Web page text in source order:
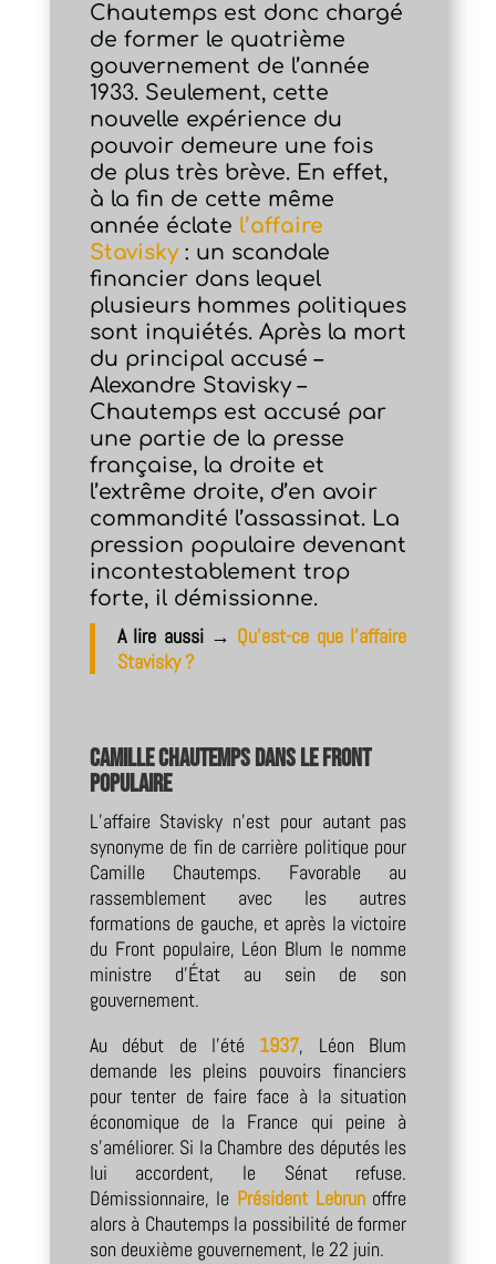
Chautemps est donc chargé
de former le quatrième
gouvernement de l’année
1933. Seulement, cette
nouvelle expérience du
pouvoir demeure une fois
de plus très brève. En effet,
à la fin de cette même
année éclate l’affaire
Stavisky: un scandale
financier dans lequel
plusieurs hommes politiques
sont inquiétés. Après la mort
du principal accusé –
Alexandre Stavisky –
Chautemps est accusé par
une partie de la presse
française, la droite et
l’extrême droite, d’en avoir
commandité l’assassinat. La
pression populaire devenant
incontestablement trop
forte, il démissionne.
A lire aussi → Qu’est-ce que l’affaire
Stavisky ?
Camille Chautemps dans le Front
populaire
L’affaire Stavisky n’est pour autant pas
synonyme de fin de carrière politique pour
Camille Chautemps. Favorable au
rassemblement avec les autres
formations de gauche, et après la victoire
du Front populaire, Léon Blum le nomme
ministre d’État au sein de son
gouvernement.
Au début de l’été 1937, Léon Blum
demande les pleins pouvoirs financiers
pour tenter de faire face à la situation
économique de la France qui peine à
s’améliorer. Si la Chambre des députés les
lui accordent, le Sénat refuse.
Démissionnaire, le Président Lebrunoffre
alors à Chautemps la possibilité de former
son deuxième gouvernement, le 22 juin.